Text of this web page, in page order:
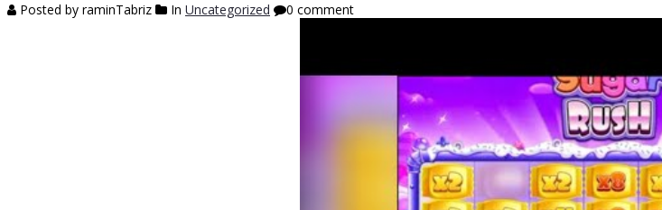
Posted by raminTabriz
In Uncategorized 0 comment